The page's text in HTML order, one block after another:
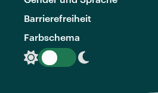
Barrierefreiheit
Farbschema